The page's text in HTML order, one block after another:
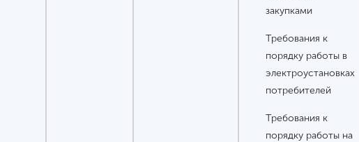
закупками
Требования к
порядку работы в
электроустановках
потребителей
Требования к
порядку работы на